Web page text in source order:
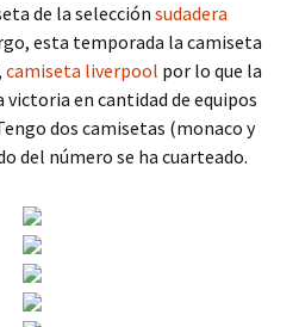
de la selección sudadera
esta temporada la camiseta
camiseta liverpool por lo que la
victoria en cantidad de equipos
dos camisetas (monaco y
del número se ha cuarteado.